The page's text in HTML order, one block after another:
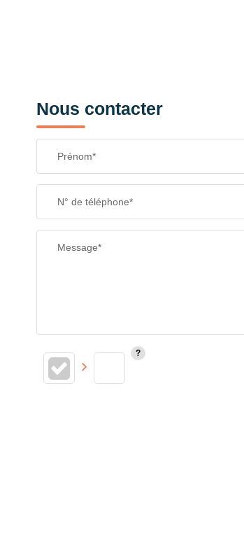
Nous contacter
Prénom*
N° de téléphone*
Message*